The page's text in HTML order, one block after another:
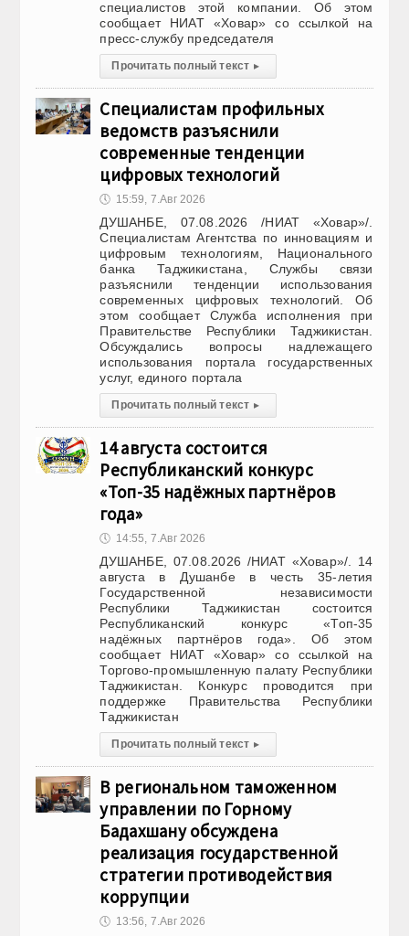
специалистов этой компании. Об этом
сообщает НИАТ «Ховар» со ссылкой на
пресс-службу председателя
Прочитать полный текст ▸
Специалистам профильных
ведомств разъяснили
современные тенденции
цифровых технологий
🕔 15:59, 7.Авг 2026
ДУШАНБЕ, 07.08.2026 /НИАТ «Ховар»/.
Специалистам Агентства по инновациям и
цифровым технологиям, Национального
банка Таджикистана, Службы связи
разъяснили тенденции использования
современных цифровых технологий. Об
этом сообщает Служба исполнения при
Правительстве Республики Таджикистан.
Обсуждались вопросы надлежащего
использования портала государственных
услуг, единого портала
Прочитать полный текст ▸
14 августа состоится
Республиканский конкурс
«Топ-35 надёжных партнёров
года»
🕔 14:55, 7.Авг 2026
ДУШАНБЕ, 07.08.2026 /НИАТ «Ховар»/. 14
августа в Душанбе в честь 35-летия
Государственной независимости
Республики Таджикистан состоится
Республиканский конкурс «Топ-35
надёжных партнёров года». Об этом
сообщает НИАТ «Ховар» со ссылкой на
Торгово-промышленную палату Республики
Таджикистан. Конкурс проводится при
поддержке Правительства Республики
Таджикистан
Прочитать полный текст ▸
В региональном таможенном
управлении по Горному
Бадахшану обсуждена
реализация государственной
стратегии противодействия
коррупции
🕔 13:56, 7.Авг 2026